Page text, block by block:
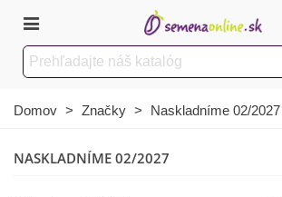
Domov > Značky > Naskladníme 02/2027
NASKLADNÍME 02/2027